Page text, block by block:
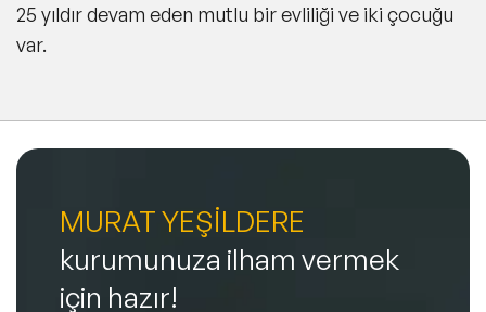
25 yıldır devam eden mutlu bir evliliği ve iki çocuğu
var.
MURAT YEŞİLDERE
kurumunuza ilham vermek
için hazır!